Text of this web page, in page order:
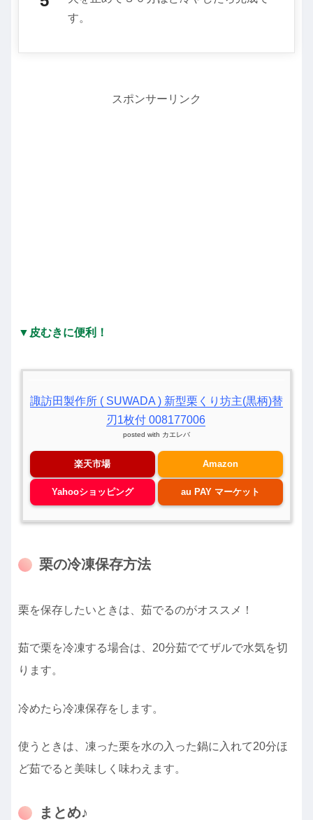
す。
スポンサーリンク
▼皮むきに便利！
諏訪田製作所 ( SUWADA ) 新型栗くり坊主(黒柄)替
刃1枚付 008177006
posted with カエレバ
楽天市場 Amazon
Yahooショッピング au PAY マーケット
栗の冷凍保存方法
栗を保存したいときは、茹でるのがオススメ！
茹で栗を冷凍する場合は、20分茹でてザルで水気を切
ります。
冷めたら冷凍保存をします。
使うときは、凍った栗を水の入った鍋に入れて20分ほ
ど茹でると美味しく味わえます。
まとめ♪